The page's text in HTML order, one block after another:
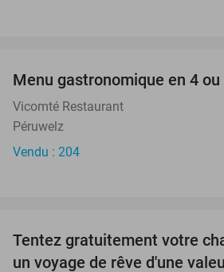
Menu gastronomique en 4
Vicomté Restaurant
Péruwelz
Vendu : 204
Tentez gratuitement votre
un voyage de rêve d'une